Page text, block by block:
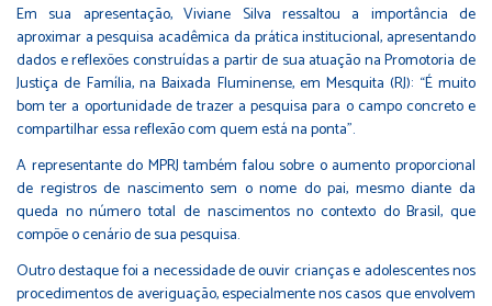
Em sua apresentação, Viviane Silva ressaltou a importância de
aproximar a pesquisa acadêmica da prática institucional, apresentando
dados e reflexões construídas a partir de sua atuação na Promotoria de
Justiça de Família, na Baixada Fluminense, em Mesquita (RJ): “É muito
bom ter a oportunidade de trazer a pesquisa para o campo concreto e
compartilhar essa reflexão com quem está na ponta”.
A representante do MPRJ também falou sobre o aumento proporcional
de registros de nascimento sem o nome do pai, mesmo diante da
queda no número total de nascimentos no contexto do Brasil, que
compõe o cenário de sua pesquisa.
Outro destaque foi a necessidade de ouvir crianças e adolescentes nos
procedimentos de averiguação, especialmente nos casos que envolvem